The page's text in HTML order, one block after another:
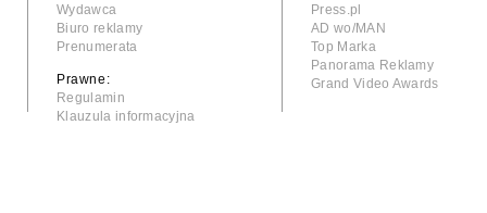
Wydawca
Biuro reklamy
Prenumerata
Prawne:
Regulamin
Klauzula informacyjna
Press.pl
AD wo/MAN
Top Marka
Panorama Reklamy
Grand Video Awards